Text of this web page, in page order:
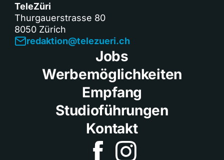
TeleZüri
Thurgauerstrasse 80
8050 Zürich
redaktion@telezueri.ch
Jobs
Werbemöglichkeiten
Empfang
Studioführungen
Kontakt